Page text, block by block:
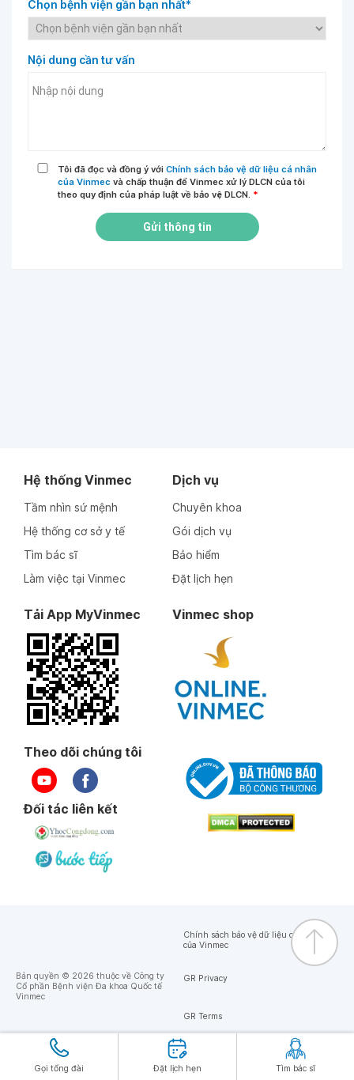
Chọn bệnh viện gần bạn nhất*
Nội dung cần tư vấn
Tôi đã đọc và đồng ý với Chính sách bảo vệ dữ liệu cá nhân
của Vinmec và chấp thuận để Vinmec xử lý DLCN của tôi
theo quy định của pháp luật về bảo vệ DLCN. *
Gửi thông tin
Gọi tổng đài Đặt lịch hẹn Tìm bác sĩ
Hệ thống Vinmec
Tầm nhìn sứ mệnh
Hệ thống cơ sở y tế
Tìm bác sĩ
Làm việc tại Vinmec
Dịch vụ
Chuyên khoa
Gói dịch vụ
Bảo hiểm
Đặt lịch hẹn
Tải App MyVinmec Vinmec shop
Theo dõi chúng tôi
Đối tác liên kết
Bản quyền © 2026 thuộc về Công ty
Cổ phần Bệnh viện Đa khoa Quốc tế
Vinmec
Chính sách bảo vệ dữ liệu cá nhân
của Vinmec
GR Privacy
GR Terms